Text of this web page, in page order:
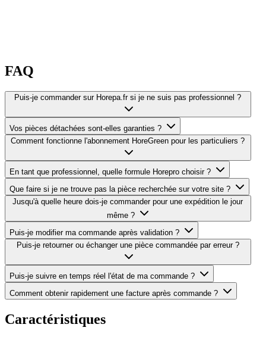
FAQ
Puis-je commander sur Horepa.fr si je ne suis pas professionnel ?
Vos pièces détachées sont-elles garanties ?
Comment fonctionne l'abonnement HoreGreen pour les particuliers ?
En tant que professionnel, quelle formule Horepro choisir ?
Que faire si je ne trouve pas la pièce recherchée sur votre site ?
Jusqu'à quelle heure dois-je commander pour une expédition le jour
même ?
Puis-je modifier ma commande après validation ?
Puis-je retourner ou échanger une pièce commandée par erreur ?
Puis-je suivre en temps réel l'état de ma commande ?
Comment obtenir rapidement une facture après commande ?
Caractéristiques